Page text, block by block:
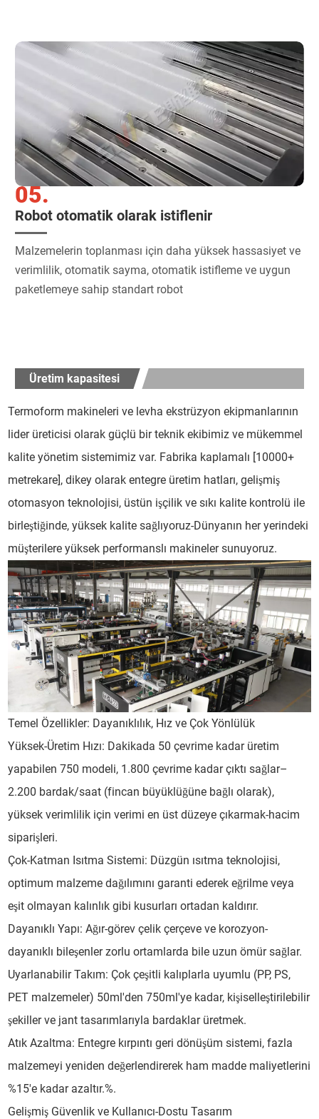
05.
Robot otomatik olarak istiflenir
Malzemelerin toplanması için daha yüksek hassasiyet ve
verimlilik, otomatik sayma, otomatik istifleme ve uygun
paketlemeye sahip standart robot
Üretim kapasitesi
Termoform makineleri ve levha ekstrüzyon ekipmanlarının
lider üreticisi olarak güçlü bir teknik ekibimiz ve mükemmel
kalite yönetim sistemimiz var. Fabrika kaplamalı [10000+
metrekare], dikey olarak entegre üretim hatları, gelişmiş
otomasyon teknolojisi, üstün işçilik ve sıkı kalite kontrolü ile
birleştiğinde, yüksek kalite sağlıyoruz-Dünyanın her yerindeki
müşterilere yüksek performanslı makineler sunuyoruz.
Temel Özellikler: Dayanıklılık, Hız ve Çok Yönlülük
Yüksek-Üretim Hızı: Dakikada 50 çevrime kadar üretim
yapabilen 750 modeli, 1.800 çevrime kadar çıktı sağlar–
2.200 bardak/saat (fincan büyüklüğüne bağlı olarak),
yüksek verimlilik için verimi en üst düzeye çıkarmak-hacim
siparişleri.
Çok-Katman Isıtma Sistemi: Düzgün ısıtma teknolojisi,
optimum malzeme dağılımını garanti ederek eğrilme veya
eşit olmayan kalınlık gibi kusurları ortadan kaldırır.
Dayanıklı Yapı: Ağır-görev çelik çerçeve ve korozyon-
dayanıklı bileşenler zorlu ortamlarda bile uzun ömür sağlar.
Uyarlanabilir Takım: Çok çeşitli kalıplarla uyumlu (PP, PS,
PET malzemeler) 50ml'den 750ml'ye kadar, kişiselleştirilebilir
şekiller ve jant tasarımlarıyla bardaklar üretmek.
Atık Azaltma: Entegre kırpıntı geri dönüşüm sistemi, fazla
malzemeyi yeniden değerlendirerek ham madde maliyetlerini
%15'e kadar azaltır.%.
Gelişmiş Güvenlik ve Kullanıcı-Dostu Tasarım